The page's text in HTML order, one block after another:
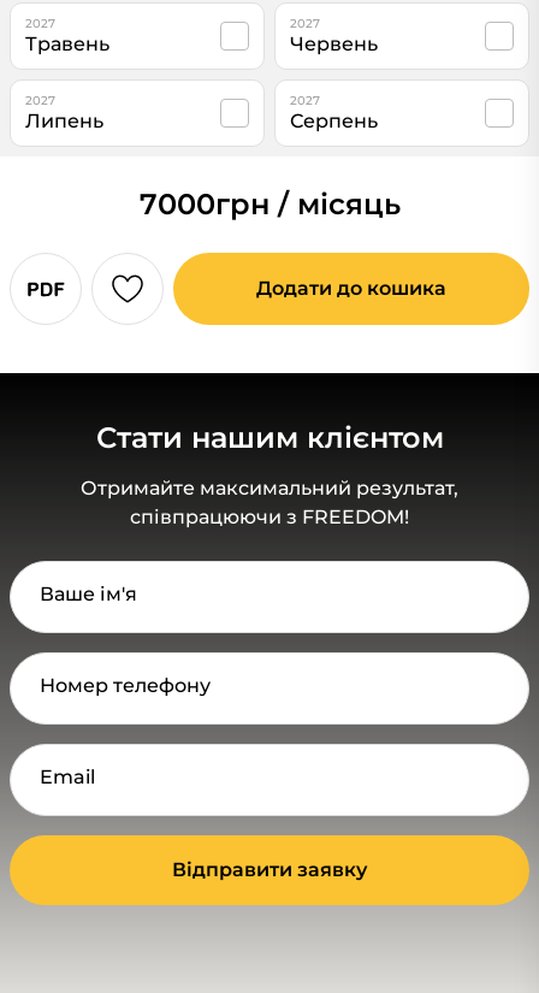
2027
Травень
2027
Червень
2027
Липень
2027
Серпень
7000грн / місяць
Додати до кошика
Стати нашим клієнтом
Отримайте максимальний результат,
співпрацюючи з FREEDOM!
Ваше ім'я
Номер телефону
Email
Відправити заявку